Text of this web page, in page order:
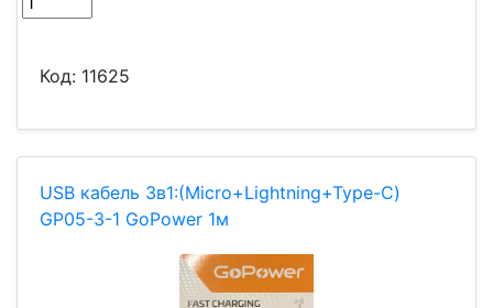
Код: 11625
USB кабель 3в1:(Micro+Lightning+Type-C)
GP05-3-1 GoPower 1м